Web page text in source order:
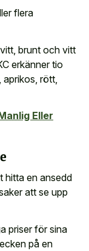
flera
brunt och vitt
erkänner tio
rött,
Eller
hitta en ansedd
att se upp
priser för sina
på en